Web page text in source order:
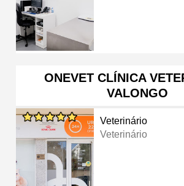
ONEVET CLÍNICA
VALONGO
Veterinário
Veterinário